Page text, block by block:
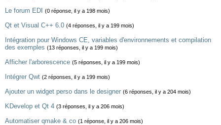
Le forum EDI (0 réponse, il y a 198 mois)
Qt et Visual C++ 6.0 (4 réponses, il y a 199 mois)
Intégration pour Windows CE, variables d'environnements et compilation
des exemples (13 réponses, il y a 199 mois)
Afficher l'arborescence (5 réponses, il y a 199 mois)
Intégrer Qwt (2 réponses, il y a 199 mois)
Ajouter un widget perso dans le designer (6 réponses, il y a 204 mois)
KDevelop et Qt 4 (3 réponses, il y a 206 mois)
Automatiser qmake & co (1 réponse, il y a 206 mois)